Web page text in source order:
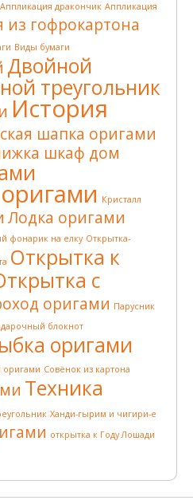
Аппликация дракончик Аппликация
из гофрокартона
Виды бумаги
Двойной
треугольник
История
шапка оригами
шкаф дом
Кристалл
Лодка оригами
фонарик на елку Открытка-
Открытка к
с
оригами Парусник
блокнот
оригами
оригами Совёнок из картона
Техника
Ханди-гырим и чигири-е
открытка к Году Лошади